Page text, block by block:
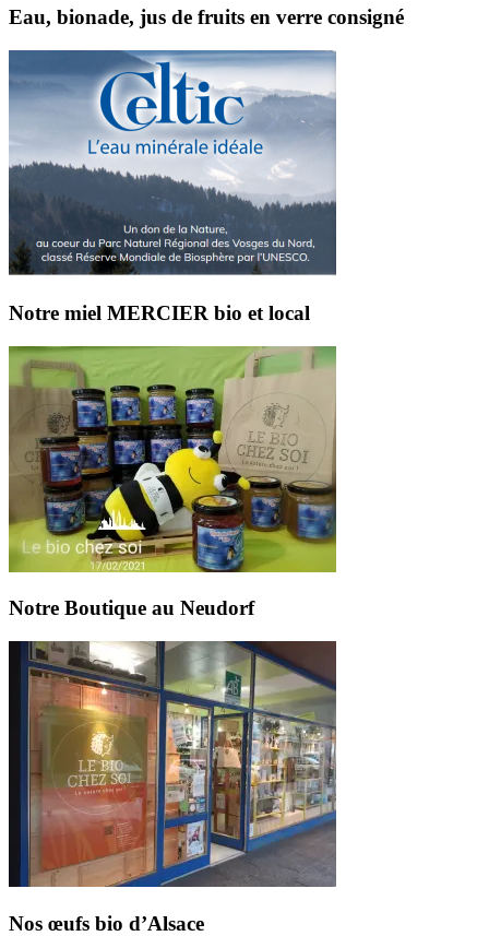
Eau, bionade, jus de fruits en verre consigné
Notre miel MERCIER bio et local
Notre Boutique au Neudorf
Nos œufs bio d’Alsace